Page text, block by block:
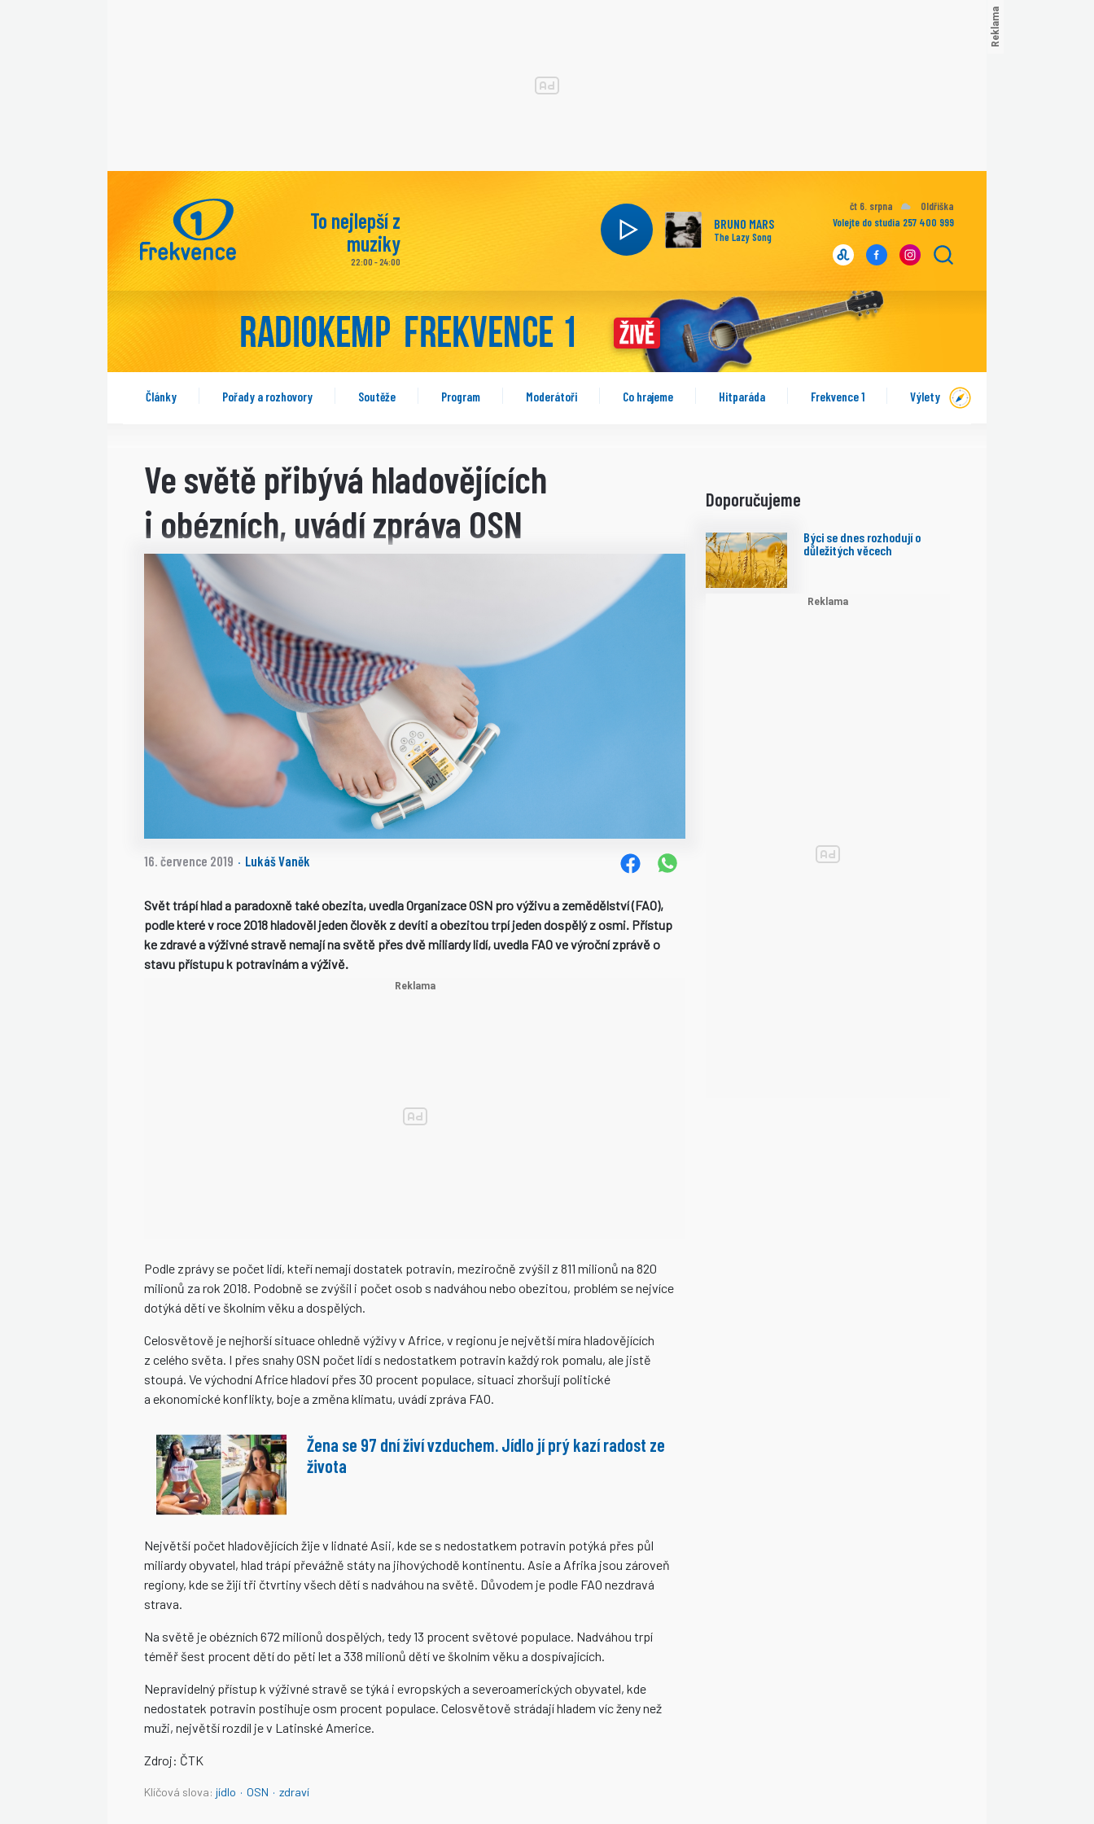
Články Pořady a rozhovory Soutěže Program Moderátoři Co hrajeme Hitparáda Frekvence 1 Výlety
BRUNO MARS
The Lazy Song
To nejlepší z
muziky
22:00 - 24:00
čt 6. srpna
Oldřiška
Volejte do studia 257 400 999
Ve světě přibývá hladovějících
i obézních, uvádí zpráva OSN
16. července 2019 · Lukáš Vaněk
Svět trápí hlad a paradoxně také obezita, uvedla Organizace OSN pro výživu a zemědělství (FAO),
podle které v roce 2018 hladověl jeden člověk z devíti a obezitou trpí jeden dospělý z osmi. Přístup
ke zdravé a výživné stravě nemají na světě přes dvě miliardy lidí, uvedla FAO ve výroční zprávě o
stavu přístupu k potravinám a výživě.
Podle zprávy se počet lidí, kteří nemají dostatek potravin, meziročně zvýšil z 811 milionů na 820
milionů za rok 2018. Podobně se zvýšil i počet osob s nadváhou nebo obezitou, problém se nejvíce
dotýká dětí ve školním věku a dospělých.
Celosvětově je nejhorší situace ohledně výživy v Africe, v regionu je největší míra hladovějících
z celého světa. I přes snahy OSN počet lidí s nedostatkem potravin každý rok pomalu, ale jistě
stoupá. Ve východní Africe hladoví přes 30 procent populace, situaci zhoršují politické
a ekonomické konflikty, boje a změna klimatu, uvádí zpráva FAO.
Žena se 97 dní živí vzduchem. Jídlo jí prý kazí radost ze
života
Největší počet hladovějících žije v lidnaté Asii, kde se s nedostatkem potravin potýká přes půl
miliardy obyvatel, hlad trápí převážně státy na jihovýchodě kontinentu. Asie a Afrika jsou zároveň
regiony, kde se žijí tři čtvrtiny všech dětí s nadváhou na světě. Důvodem je podle FAO nezdravá
strava.
Na světě je obézních 672 milionů dospělých, tedy 13 procent světové populace. Nadváhou trpí
téměř šest procent dětí do pěti let a 338 milionů dětí ve školním věku a dospívajících.
Nepravidelný přístup k výživné stravě se týká i evropských a severoamerických obyvatel, kde
nedostatek potravin postihuje osm procent populace. Celosvětově strádají hladem víc ženy než
muži, největší rozdíl je v Latinské Americe.
Zdroj: ČTK
Klíčová slova: jídlo · OSN · zdraví
Doporučujeme
Býci se dnes rozhodují o
důležitých věcech